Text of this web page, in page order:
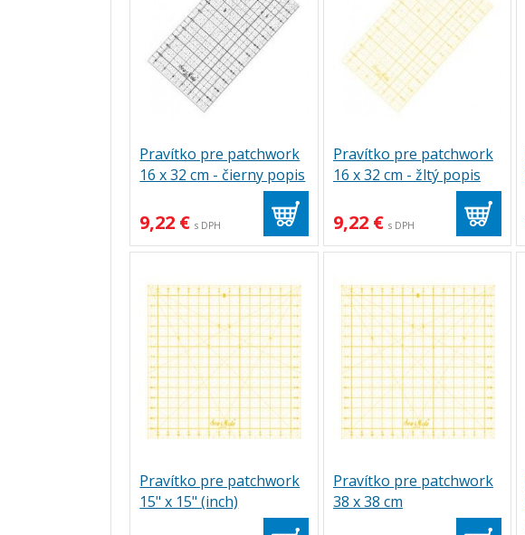
Pravítko pre patchwork
16 x 32 cm - čierny popis
9,22 € s DPH
Pravítko pre patchwork
16 x 32 cm - žltý popis
9,22 € s DPH
Pravítko pre patchwork
15" x 15" (inch)
Pravítko pre patchwork
38 x 38 cm